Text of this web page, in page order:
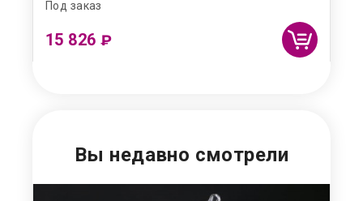
Под заказ
15 826 ₽
Вы недавно смотрели